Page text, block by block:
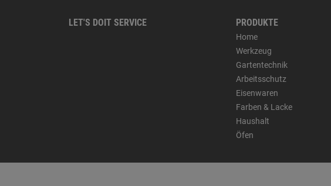
LET'S DOIT SERVICE PRODUKTE
Home
Werkzeug
Gartentechnik
Arbeitsschutz
Eisenwaren
Farben & Lacke
Haushalt
Öfen